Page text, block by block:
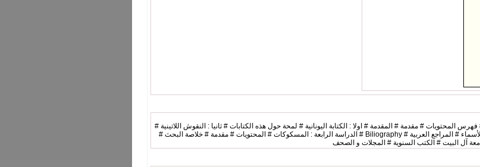
# فهرس المحتويات # مقدمة # المقدمة # اولا : الكتابة اليونانية # لمحة حول هذه الكتابات # ثانيا : النقوش اللاتينية #
ثالثا : النقوش الصفوية # الكشافات - فهرست الكلمات و الأسماء # المراجع العربية # Biliography # الدراسة الرابعة : المسكوكات # المحتويات # مقدمة # خلاصة البحث #